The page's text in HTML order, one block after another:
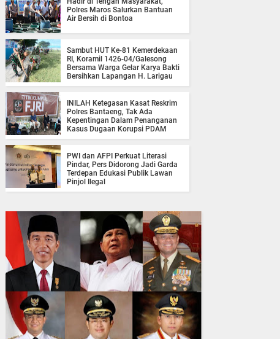
Polres Maros Salurkan Bantuan
Air Bersih di Bontoa
Sambut HUT Ke-81 Kemerdekaan
RI, Koramil 1426-04/Galesong
Bersama Warga Gelar Karya Bakti
Bersihkan Lapangan H. Larigau
INILAH Ketegasan Kasat Reskrim
Polres Bantaeng, Tak Ada
Kepentingan Dalam Penanganan
Kasus Dugaan Korupsi PDAM
PWI dan AFPI Perkuat Literasi
Pindar, Pers Didorong Jadi Garda
Terdepan Edukasi Publik Lawan
Pinjol Ilegal